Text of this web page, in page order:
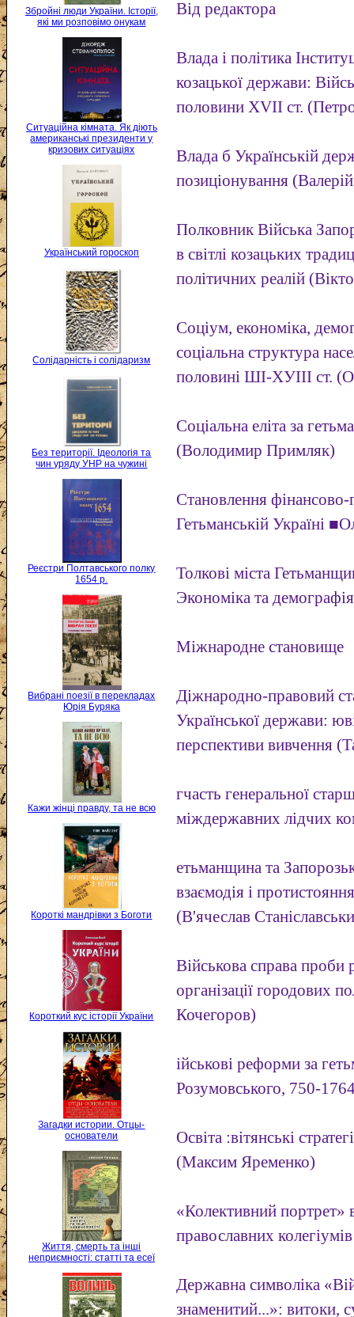
Збройні люди України. Історії,
які ми розповімо онукам
Ситуаційна кімната. Як діють
американські президенти у
кризових ситуаціях
Український гороскоп
Солідарність і солідаризм
Без території. Ідеологія та
чин уряду УНР на чужині
Реєстри Полтавського полку
1654 р.
Вибрані поезії в перекладах
Юрія Буряка
Кажи жінці правду, та не всю
Короткі мандрівки з Боготи
Короткий кус історії України
Загадки истории. Отцы-
основатели
Життя, смерть та інші
неприємності: статті та есеї
Від редактора
Влада і політика
козацької держави:
половини XVII ст.
Влада б Українській
позиціонування
Полковник Війська
в світлі козацьких
політичних реалій
Соціум, економіка,
соціальна структура
половині ШІ-ХУІІІ ст.
Соціальна еліта за
(Володимир Примляк)
Становлення фінансово-
Гетьманській Україні
Толкові міста
Экономіка та
Міжнародне становище
Діжнародно-правовий
Української держави:
перспективи вивчення
гчасть генеральної
міждержавних лідчих
етьманщина та
взаємодія і
(В'ячеслав
Військова справа проби
організації городових
Кочегоров)
ійськові реформи за
Розумовського, 750-
Освіта :вітянські
(Максим Яременко)
«Колективний портрет»
православних
Державна символіка
знаменитий...»: витоки,